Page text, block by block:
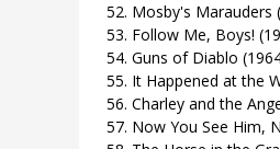
52. Mosby's Marauders
53. Follow Me, Boys!
54. Guns of Diablo
55. It Happened at the
56. Charley and the
57. Now You See Him,